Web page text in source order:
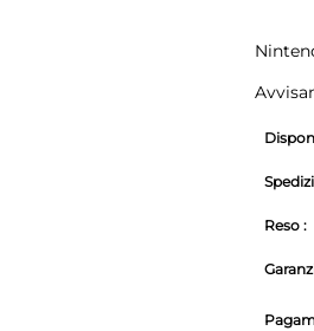
Reso :